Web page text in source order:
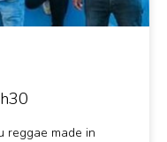
reggae made in